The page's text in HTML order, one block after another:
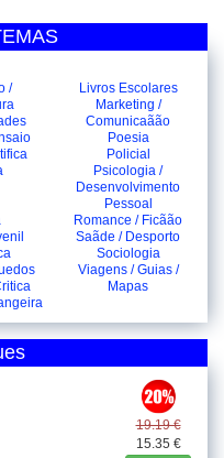
/
Livros Escolares
Marketing /
Comunicaãão
Poesia
Policial
Psicologia /
Desenvolvimento
Pessoal
Romance / Ficãão
Saãde / Desporto
Sociologia
Viagens / Guias /
Mapas
19.19 €
15.35 €